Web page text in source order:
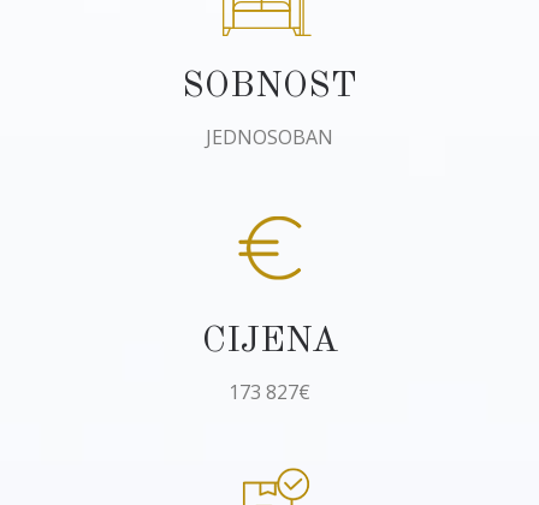
SOBNOST
JEDNOSOBAN
CIJENA
173 827€